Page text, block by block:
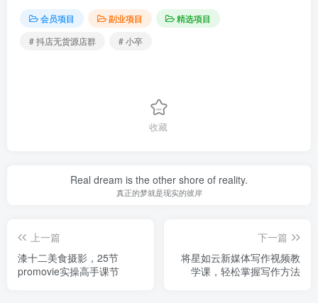
会员项目 副业项目
精选项目
# 抖店无货源店群
# 小卒
收藏
Real dream is the other shore of reality.
真正的梦就是现实的彼岸
上一篇
漆十二美食摄影，25​节
promovie实操高手课节
下一篇
将星如云新媒体写作视频教
学课，轻松掌握写作方法